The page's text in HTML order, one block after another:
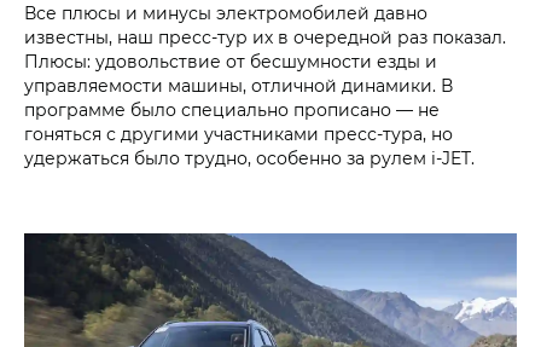
Все плюсы и минусы электромобилей давно
известны, наш пресс-тур их в очередной раз показал.
Плюсы: удовольствие от бесшумности езды и
управляемости машины, отличной динамики. В
программе было специально прописано — не
гоняться с другими участниками пресс-тура, но
удержаться было трудно, особенно за рулем i‑JET.